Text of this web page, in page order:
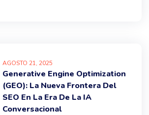
AGOSTO 21, 2025
Generative Engine Optimization
(GEO): La Nueva Frontera Del
SEO En La Era De La IA
Conversacional